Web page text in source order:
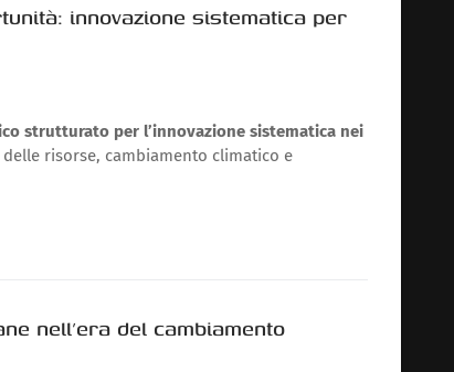
innovazione sistematica per
strutturato per l’innovazione sistematica nei
risorse, cambiamento climatico e
nell’era del cambiamento